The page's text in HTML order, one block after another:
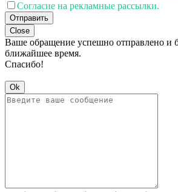
Согласие на рекламные рассылки.
Отправить
Close
Ваше обращение успешно отправлено и
ближайшее время.
Спасибо!
Ok